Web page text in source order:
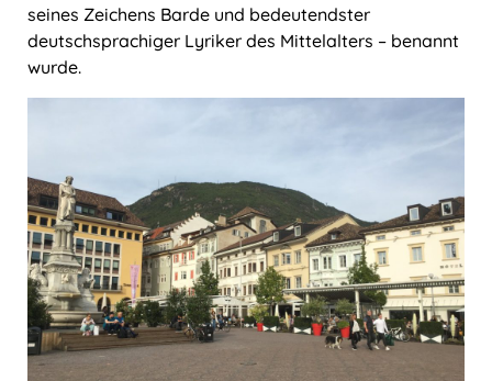
seines Zeichens Barde und bedeutendster
deutschsprachiger Lyriker des Mittelalters ‒ benannt
wurde.